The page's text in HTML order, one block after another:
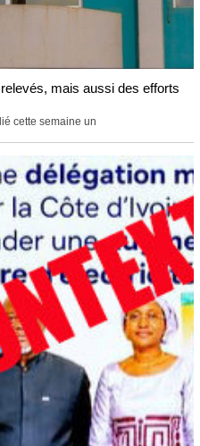
mais aussi des efforts
cette semaine un